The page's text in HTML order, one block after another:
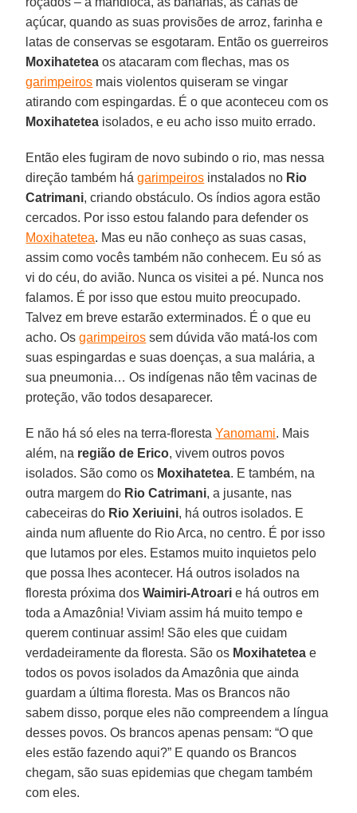
açúcar, quando as suas provisões de arroz, farinha e
latas de conservas se esgotaram. Então os guerreiros
Moxihatetea os atacaram com flechas, mas os
garimpeiros mais violentos quiseram se vingar
atirando com espingardas. É o que aconteceu com os
Moxihatetea isolados, e eu acho isso muito errado.
Então eles fugiram de novo subindo o rio, mas nessa
direção também hágarimpeiros instalados no Rio
Catrimani, criando obstáculo. Os índios agora estão
cercados. Por isso estou falando para defender os
Moxihatetea. Mas eu não conheço as suas casas,
assim como vocês também não conhecem. Eu só as
vi do céu, do avião. Nunca os visitei a pé. Nunca nos
falamos. É por isso que estou muito preocupado.
Talvez em breve estarão exterminados. É o que eu
acho. Osgarimpeiros sem dúvida vão matá-los com
suas espingardas e suas doenças, a sua malária, a
sua pneumonia… Os indígenas não têm vacinas de
proteção, vão todos desaparecer.
E não há só eles na terra-florestaYanomami. Mais
além, na região de Erico, vivem outros povos
isolados. São como os Moxihatetea. E também, na
outra margem do Rio Catrimani, a jusante, nas
cabeceiras do Rio Xeriuini, há outros isolados. E
ainda num afluente do Rio Arca, no centro. É por isso
que lutamos por eles. Estamos muito inquietos pelo
que possa lhes acontecer. Há outros isolados na
floresta próxima dosWaimiri-Atroari e há outros em
toda a Amazônia! Viviam assim há muito tempo e
querem continuar assim! São eles que cuidam
verdadeiramente da floresta. São os Moxihatetea e
todos os povos isolados da Amazônia que ainda
guardam a última floresta. Mas os Brancos não
sabem disso, porque eles não compreendem a língua
desses povos. Os brancos apenas pensam: “O que
eles estão fazendo aqui?” E quando os Brancos
chegam, são suas epidemias que chegam também
com eles.